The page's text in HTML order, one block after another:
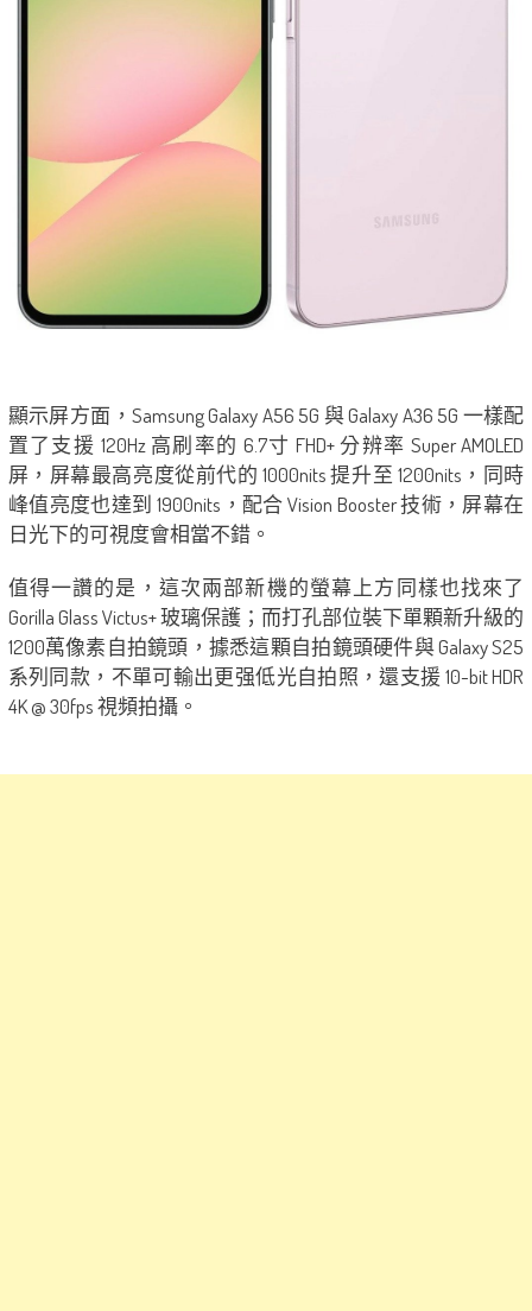
顯示屏方面，Samsung Galaxy A56 5G 與 Galaxy A36 5G 一樣配
置了支援 120Hz 高刷率的 6.7寸 FHD+ 分辨率 Super AMOLED
屏，屏幕最高亮度從前代的 1000nits 提升至 1200nits，同時
峰值亮度也達到 1900nits，配合 Vision Booster 技術，屏幕在
日光下的可視度會相當不錯。
值得一讚的是，這次兩部新機的螢幕上方同樣也找來了
Gorilla Glass Victus+ 玻璃保護；而打孔部位裝下單顆新升級的
1200萬像素自拍鏡頭，據悉這顆自拍鏡頭硬件與 Galaxy S25
系列同款，不單可輸出更强低光自拍照，還支援 10-bit HDR
4K @ 30fps 視頻拍攝。